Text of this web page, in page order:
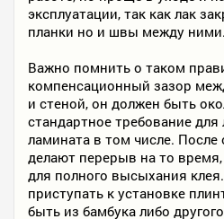
эксплуатации, так как лак
планки но и швы между ними.
Важно помнить о таком
компенсационный зазор
и стеной, он должен быть
стандартное требование для
ламината в том числе.
делают перерыв на то
для полного высыхания
приступать к установке
быть из бамбука либо